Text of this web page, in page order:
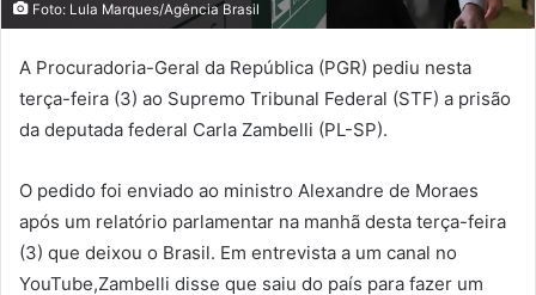
Foto: Lula Marques/Agência Brasil
A Procuradoria-Geral da República (PGR) pediu nesta
terça-feira (3) ao Supremo Tribunal Federal (STF) a prisão
da deputada federal Carla Zambelli (PL-SP).
O pedido foi enviado ao ministro Alexandre de Moraes
após um relatório parlamentar na manhã desta terça-feira
(3) que deixou o Brasil. Em entrevista a um canal no
YouTube,Zambelli disse que saiu do país para fazer um